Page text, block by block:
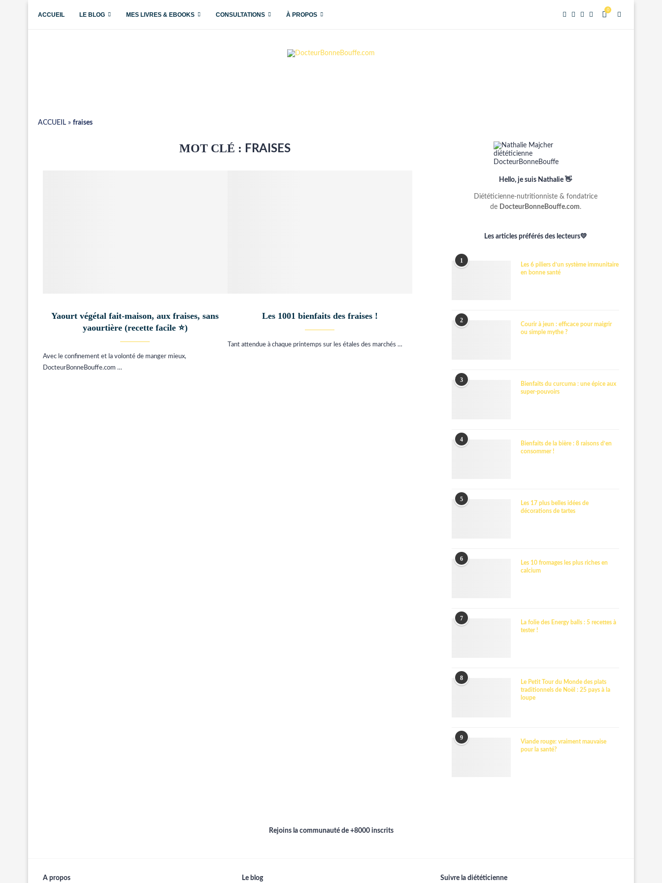
ACCUEIL LE BLOG MES LIVRES & EBOOKS CONSULTATIONS À PROPOS
0
ACCUEIL » fraises
MOT CLÉ : FRAISES
Yaourt végétal fait-maison, aux fraises, sans
yaourtière (recette facile ⭐)
Avec le confinement et la volonté de manger mieux,
DocteurBonneBouffe.com …
Les 1001 bienfaits des fraises !
Tant attendue à chaque printemps sur les étales des marchés …
Hello, je suis Nathalie 👋
Diététicienne-nutritionniste & fondatrice
de DocteurBonneBouffe.com.
Les articles préférés des lecteurs💛
1
Les 6 piliers d’un système immunitaire
en bonne santé
2
Courir à jeun : efficace pour maigrir
ou simple mythe ?
3
Bienfaits du curcuma : une épice aux
super-pouvoirs
4
Bienfaits de la bière : 8 raisons d’en
consommer !
5
Les 17 plus belles idées de
décorations de tartes
6
Les 10 fromages les plus riches en
calcium
7
La folie des Energy balls : 5 recettes à
tester !
8
Le Petit Tour du Monde des plats
traditionnels de Noël : 25 pays à la
loupe
9
Viande rouge: vraiment mauvaise
pour la santé?
Rejoins la communauté de +8000 inscrits
A propos Le blog Suivre la diététicienne